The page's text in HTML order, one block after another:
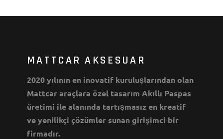
MATTCAR AKSESUAR
2020 yılının en inovatif kuruluşlarından olan
Mattcar araçlara özel tasarım Akıllı Paspas
üretimi ile alanında tartışmasız en kreatif
ve yenilikçi çözümler sunan girişimci bir
firmadır.